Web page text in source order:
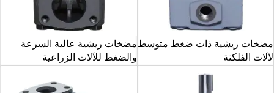
مضخات ريشية ذات ضغط متوسط
لآلات الفلكنة
مضخات ريشية عالية السرعة
والضغط للآلات الزراعية